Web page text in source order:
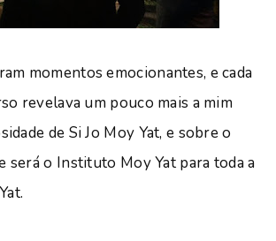
emocionantes, e cada
revelava um pouco mais a mim
de Si Jo Moy Yat, e sobre o
será o Instituto Moy Yat para toda a